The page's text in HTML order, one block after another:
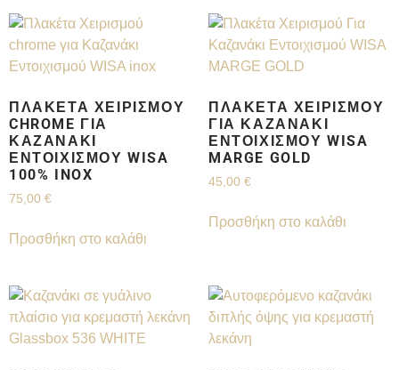
ΠΛΑΚΈΤΑ ΧΕΙΡΙΣΜΟΎ
CHROME ΓΙΑ
ΚΑΖΑΝΆΚΙ
ΕΝΤΟΙΧΙΣΜΟΎ WISA
100% INOX
75,00 €
Προσθήκη στο καλάθι
ΠΛΑΚΈΤΑ ΧΕΙΡΙΣΜΟΎ
ΓΙΑ ΚΑΖΑΝΆΚΙ
ΕΝΤΟΙΧΙΣΜΟΎ WISA
MARGE GOLD
45,00 €
Προσθήκη στο καλάθι